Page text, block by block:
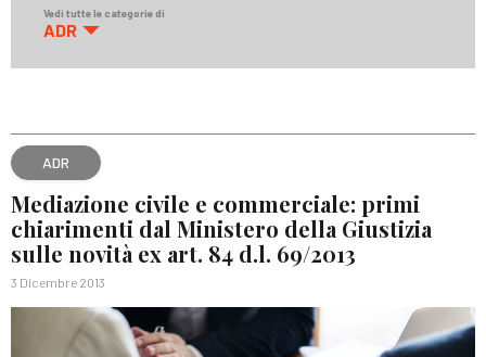
Vedi tutte le categorie di
ADR
ADR
Mediazione civile e commerciale: primi
chiarimenti dal Ministero della Giustizia
sulle novità ex art. 84 d.l. 69/2013
3 Dicembre 2013